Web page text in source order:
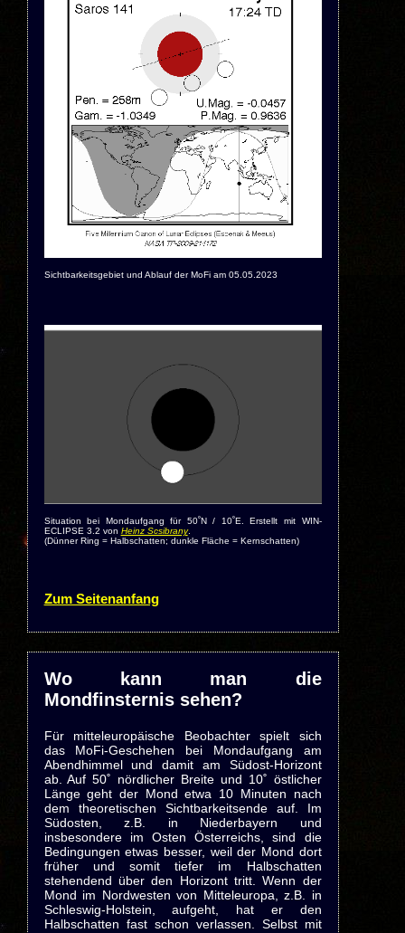
Sichtbarkeitsgebiet und Ablauf der MoFi am 05.05.2023
Situation bei Mondaufgang für 50˚N / 10˚E. Erstellt mit WIN-
ECLIPSE 3.2 von Heinz Scsibrany.
(Dünner Ring = Halbschatten; dunkle Fläche = Kernschatten)
Zum Seitenanfang
Wo kann man die
Mondfinsternis sehen?
Für mitteleuropäische Beobachter spielt sich
das MoFi-Geschehen bei Mondaufgang am
Abendhimmel und damit am Südost-Horizont
ab. Auf 50˚ nördlicher Breite und 10˚ östlicher
Länge geht der Mond etwa 10 Minuten nach
dem theoretischen Sichtbarkeitsende auf. Im
Südosten, z.B. in Niederbayern und
insbesondere im Osten Österreichs, sind die
Bedingungen etwas besser, weil der Mond dort
früher und somit tiefer im Halbschatten
stehendend über den Horizont tritt. Wenn der
Mond im Nordwesten von Mitteleuropa, z.B. in
Schleswig-Holstein, aufgeht, hat er den
Halbschatten fast schon verlassen. Selbst mit